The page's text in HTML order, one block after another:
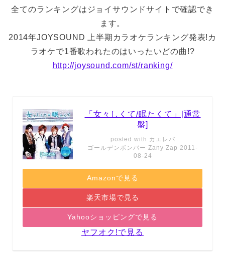
全てのランキングはジョイサウンドサイトで確認でき
ます。
2014年JOYSOUND 上半期カラオケランキング発表!カ
ラオケで1番歌われたのはいったいどの曲!?
http://joysound.com/st/ranking/
「女々しくて/眠たくて」[通常
盤]
posted with カエレバ
ゴールデンボンバー Zany Zap 2011-
08-24
Amazonで見る
楽天市場で見る
Yahooショッピングで見る
ヤフオク!で見る